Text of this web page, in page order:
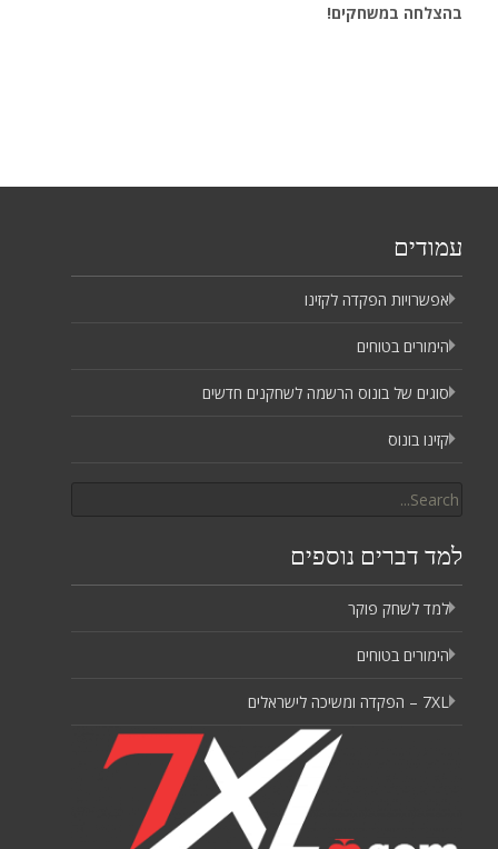
בהצלחה במשחקים!
עמודים
אפשרויות הפקדה לקזינו
הימורים בטוחים
סוגים של בונוס הרשמה לשחקנים חדשים
קזינו בונוס
for:
למד דברים נוספים
למד לשחק פוקר
הימורים בטוחים
7XL – הפקדה ומשיכה לישראלים